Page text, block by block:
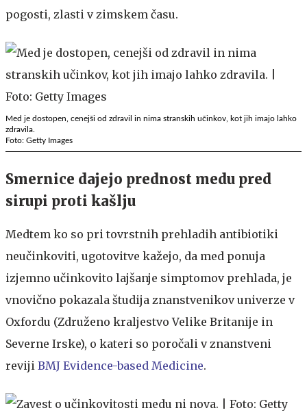
pogosti, zlasti v zimskem času.
Med je dostopen, cenejši od zdravil in nima stranskih učinkov, kot jih imajo lahko
zdravila.
Foto: Getty Images
Smernice dajejo prednost medu pred
sirupi proti kašlju
Medtem ko so pri tovrstnih prehladih antibiotiki
neučinkoviti, ugotovitve kažejo, da med ponuja
izjemno učinkovito lajšanje simptomov prehlada, je
vnovično pokazala študija znanstvenikov univerze v
Oxfordu (Združeno kraljestvo Velike Britanije in
Severne Irske), o kateri so poročali v znanstveni
reviji BMJ Evidence-based Medicine.